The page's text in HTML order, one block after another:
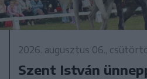
2026. augusztus 06.,
Szent István